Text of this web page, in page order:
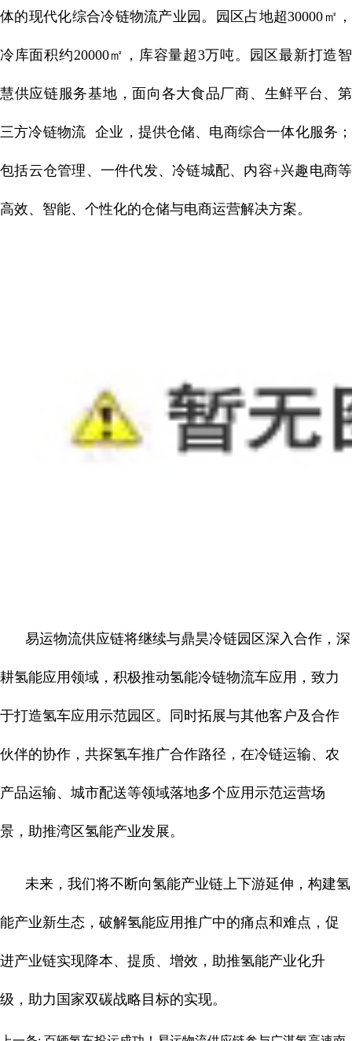
体的现代化综合冷链物流产业园。园区占地超30000㎡，
冷库面积约20000㎡，库容量超3万吨。园区最新打造智
慧供应链服务基地，面向各大食品厂商、生鲜平台、 第
三方冷链物流 企业，提供仓储、电商综合一体化服务；
包括云仓管理、一件代发、冷链城配、内容+兴趣电商等
高效、智能、个性化的仓储与电商运营解决方案。
易运物流供应链将继续与鼎昊冷链园区深入合作，深
耕氢能应用领域，积极推动氢能冷链物流车应用，致力
于打造氢车应用示范园区。同时拓展与其他客户及合作
伙伴的协作，共探氢车推广合作路径，在冷链运输、农
产品运输、城市配送等领域落地多个应用示范运营场
景，助推湾区氢能产业发展。
未来，我们将不断向氢能产业链上下游延伸，构建氢
能产业新生态，破解氢能应用推广中的痛点和难点，促
进产业链实现降本、提质、增效，助推氢能产业化升
级，助力国家双碳战略目标的实现。